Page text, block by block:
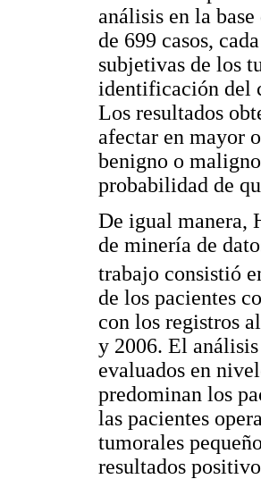
análisis en la
de 699 casos,
subjetivas de los
identificación del
Los resultados
afectar en mayor
benigno o
probabilidad de
De igual manera,
de minería de
trabajo consistió
de los pacientes
con los registros
y 2006. El
evaluados en
predominan los
las pacientes
tumorales
resultados